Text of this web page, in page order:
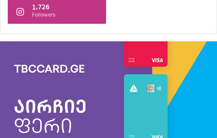
1,726
Followers